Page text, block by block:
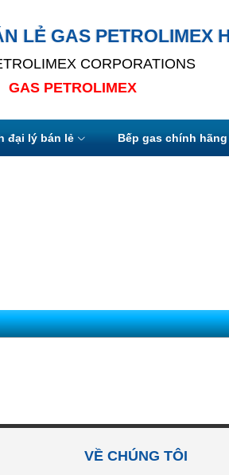
LẺ GAS PETROLIMEX
CORPORATIONS
GAS PETROLIMEX
đại lý bán lẻ Bếp gas chính hãng
VỀ CHÚNG TÔI